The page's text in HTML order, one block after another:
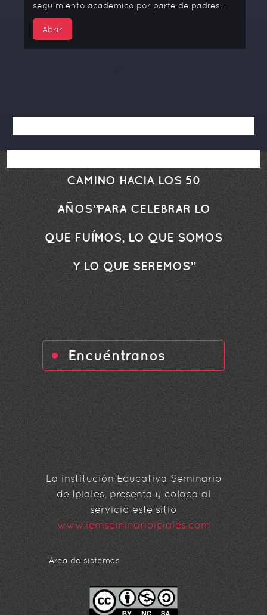
seguimiento academico por parte de padres…
Abrir
CAMINO HACIA LOS 50
AÑOS”PARA CELEBRAR LO
QUE FUÍMOS, LO QUE SOMOS
Y LO QUE SEREMOS”
Encuéntranos
La institución Educativa Seminario
de Ipiales, presenta y coloca al
servicio este sitio
www.iemseminarioipiales.com
Area de sistemas